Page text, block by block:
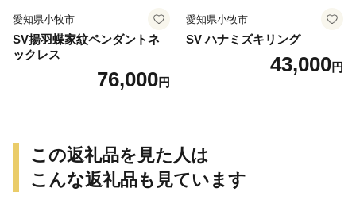
愛知県小牧市
SV揚羽蝶家紋ペンダントネ
ックレス
76,000円
愛知県小牧市
SV ハナミズキリング
43,000円
この返礼品を見た人は
こんな返礼品も見ています